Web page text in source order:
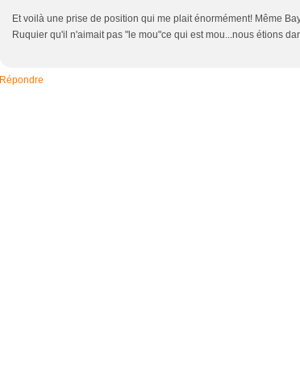
Et voilà une prise de position qui me plait énormément! Même
Ruquier qu'il n'aimait pas "le mou"ce qui est mou...nous étions
Répondre